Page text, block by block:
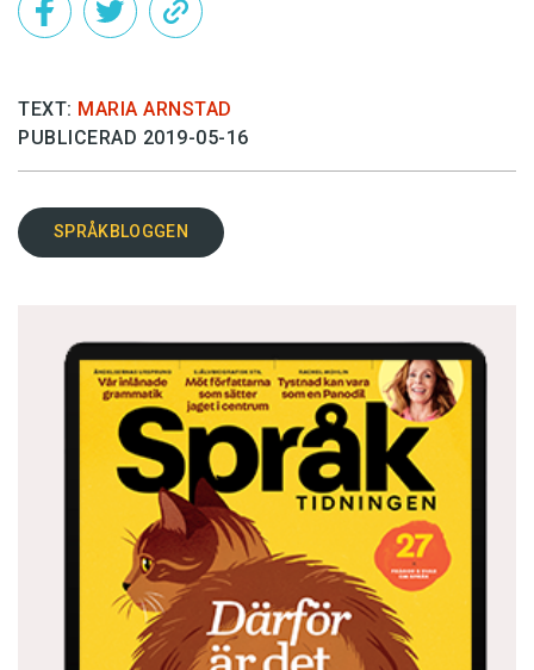
TEXT: MARIA ARNSTAD
PUBLICERAD 2019-05-16
SPRÅKBLOGGEN